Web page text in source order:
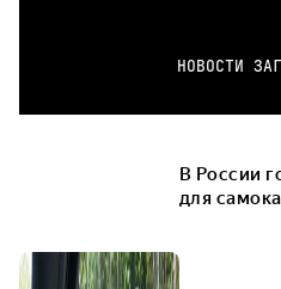
НОВОСТИ
В России
для